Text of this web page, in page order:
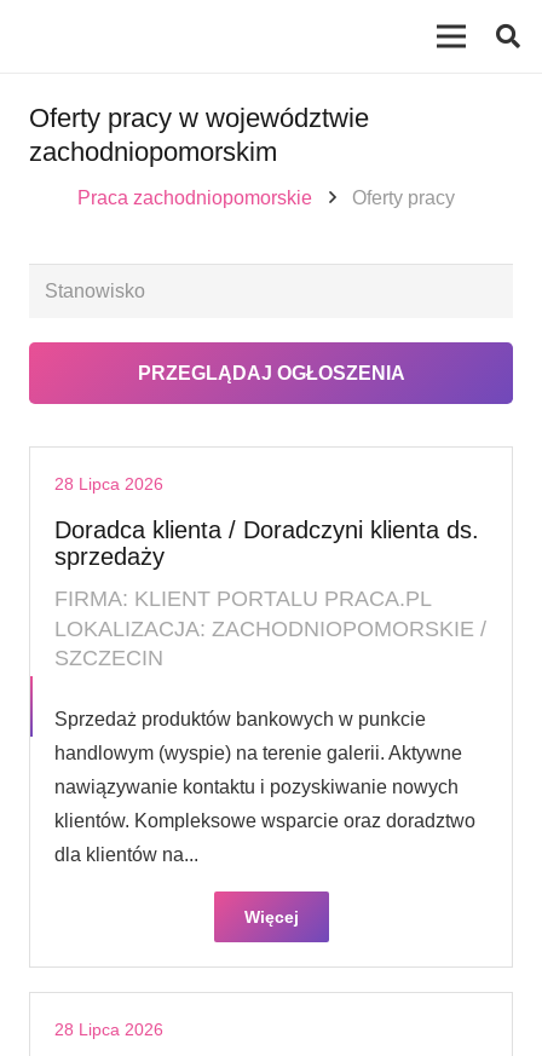
Oferty pracy w województwie
zachodniopomorskim
Praca zachodniopomorskie Oferty pracy
28 Lipca 2026
Doradca klienta / Doradczyni klienta ds.
sprzedaży
FIRMA: KLIENT PORTALU PRACA.PL
LOKALIZACJA: ZACHODNIOPOMORSKIE /
SZCZECIN
Sprzedaż produktów bankowych w punkcie
handlowym (wyspie) na terenie galerii. Aktywne
nawiązywanie kontaktu i pozyskiwanie nowych
klientów. Kompleksowe wsparcie oraz doradztwo
dla klientów na...
Więcej
28 Lipca 2026